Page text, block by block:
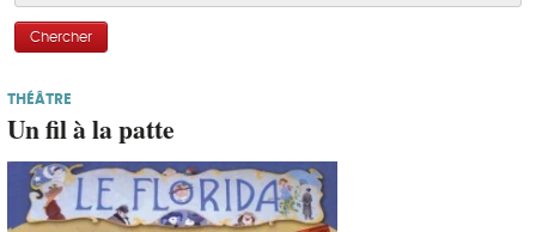
Chercher
THÉÂTRE
Un fil à la patte